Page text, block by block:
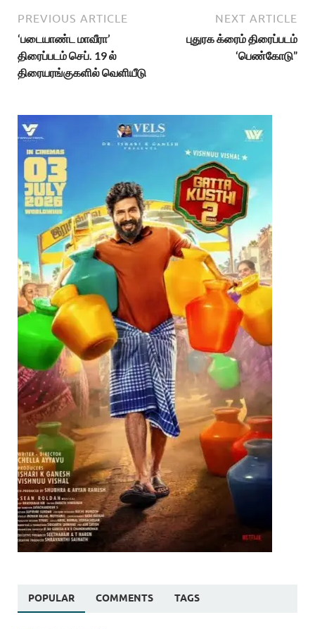
PREVIOUS ARTICLE
‘படையாண்ட மாவீரா’
திரைப்படம் செப். 19 ல்
திரையரங்குகளில் வெளியீடு
NEXT ARTICLE
புதுரக க்ரைம் திரைப்படம்
‘பெண்கோடு”
POPULAR COMMENTS TAGS